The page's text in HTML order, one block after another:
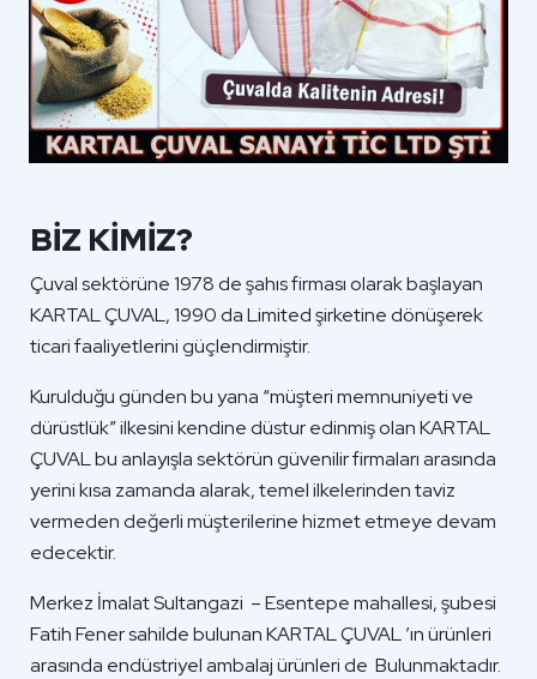
BİZ KİMİZ?
Çuval sektörüne 1978 de şahıs firması olarak başlayan
KARTAL ÇUVAL, 1990 da Limited şirketine dönüşerek
ticari faaliyetlerini güçlendirmiştir.
Kurulduğu günden bu yana “müşteri memnuniyeti ve
dürüstlük” ilkesini kendine düstur edinmiş olan KARTAL
ÇUVAL bu anlayışla sektörün güvenilir firmaları arasında
yerini kısa zamanda alarak, temel ilkelerinden taviz
vermeden değerli müşterilerine hizmet etmeye devam
edecektir.
Merkez İmalat Sultangazi – Esentepe mahallesi, şubesi
Fatih Fener sahilde bulunan KARTAL ÇUVAL ’ın ürünleri
arasında endüstriyel ambalaj ürünleri de Bulunmaktadır.